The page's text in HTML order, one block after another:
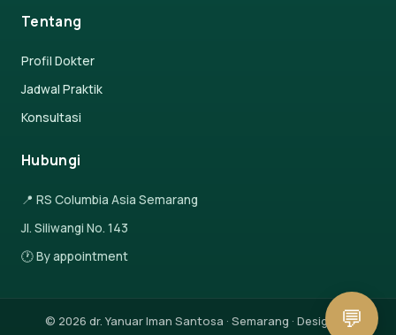
Tentang
Profil Dokter
Jadwal Praktik
Konsultasi
Hubungi
📍 RS Columbia Asia Semarang
Jl. Siliwangi No. 143
🕐 By appointment
© 2026 dr. Yanuar Iman Santosa · Semarang · Design by💬